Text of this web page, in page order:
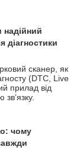
надійний
діагностики
сканер, як
(DTC, Live
прилад від
чому